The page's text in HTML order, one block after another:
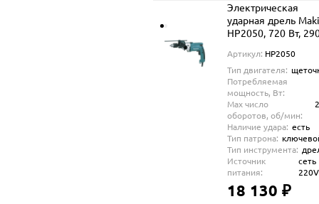
Электрическая
ударная дрель
HP2050, 720 Вт,
Артикул: HP2050
Тип двигателя:
Потребляемая
мощность, Вт:
Max число
оборотов, об/мин:
Наличие удара: есть
Тип патрона:
Тип инструмента:
Источник
питания:
сеть
220V
18 130 ₽